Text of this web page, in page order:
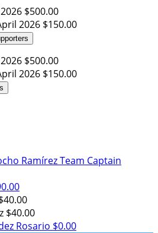
$500.00
2026 $150.00
$500.00
2026 $150.00
RamírezTeam Captain
$40.00
Rosario $0.00